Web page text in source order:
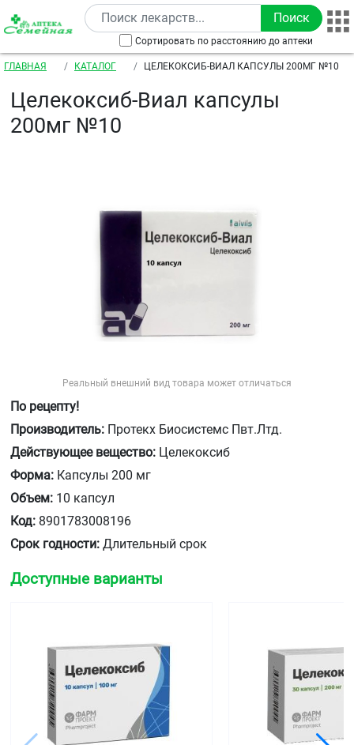
Перейти к основному содержанию
Сортировать по расстоянию до аптеки
Строка навигации
ГЛАВНАЯ КАТАЛОГ ЦЕЛЕКОКСИБ-ВИАЛ КАПСУЛЫ 200МГ №10
Целекоксиб-Виал капсулы
200мг №10
Реальный внешний вид товара может отличаться
По рецепту!
Производитель: Протекх Биосистемс Пвт.Лтд.
Действующее вещество: Целекоксиб
Форма: Капсулы 200 мг
Объем: 10 капсул
Код: 8901783008196
Срок годности: Длительный срок
Доступные варианты